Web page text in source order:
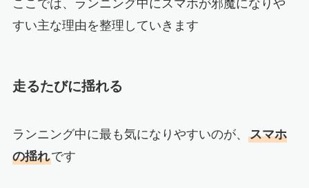
ここでは、ランニング中にスマホが邪魔になりや
すい主な理由を整理していきます
走るたびに揺れる
ランニング中に最も気になりやすいのが、 スマホ
の揺れです